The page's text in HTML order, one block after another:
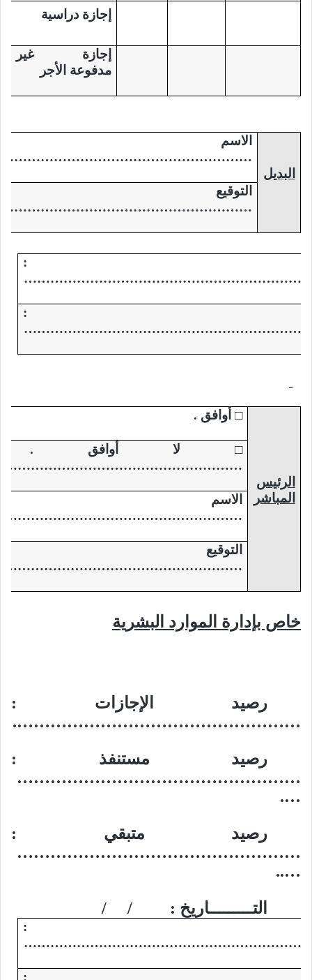
إجازة دراسية
إجازة غير
مدفوعة الأجر
البديل
:
:
الرئيس
المباشر
□ أوافق .
□ لا أوافق
خاص بإدارة الموارد البشرية
رصيد الإجازات :
…………………………………………….
رصيد مستنفذ :
……………………………………………
….
رصيد متبقي :
……………………………………………
…..
التـــــــــاريخ : /
/
:
: